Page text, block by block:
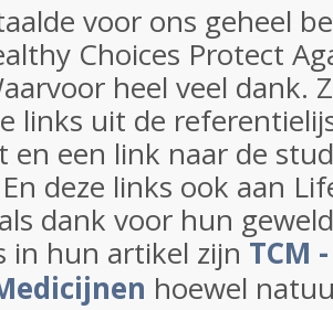
voor ons geheel
Choices Protect
heel veel dank.
links uit de
en een link naar de
deze links ook aan
dank voor hun
in hun artikel zijn TCM
hoewel